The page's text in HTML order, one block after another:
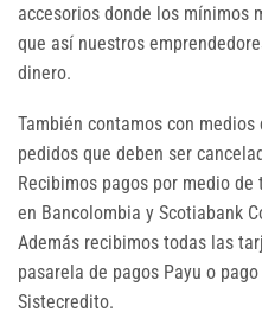
accesorios donde los mínimos
que así nuestros
dinero.
También contamos con
pedidos que deben ser
Recibimos pagos por medio
en Bancolombia y Scotiabank
Además recibimos todas las
pasarela de pagos Payu o
Sistecredito.